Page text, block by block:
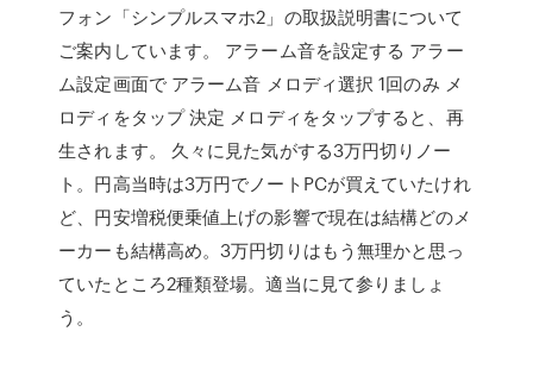
フォン「シンプルスマホ2」の取扱説明書について
ご案内しています。 アラーム音を設定する アラー
ム設定画面で アラーム音 メロディ選択 1回のみ メ
ロディをタップ 決定 メロディをタップすると、再
生されます。 久々に見た気がする3万円切りノー
ト。円高当時は3万円でノートPCが買えていたけれ
ど、円安増税便乗値上げの影響で現在は結構どのメ
ーカーも結構高め。3万円切りはもう無理かと思っ
ていたところ2種類登場。適当に見て参りましょ
う。